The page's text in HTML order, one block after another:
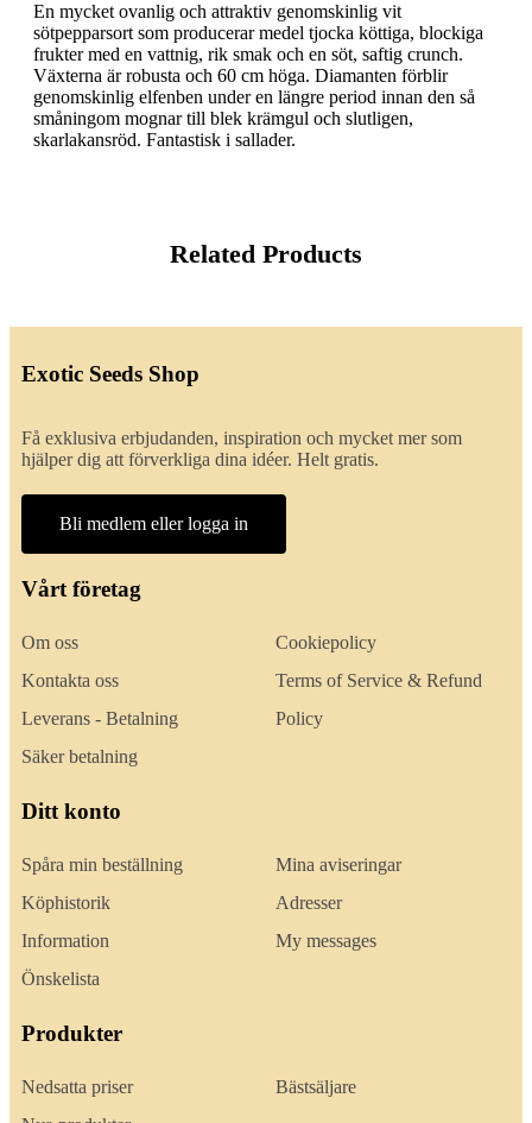
En mycket ovanlig och attraktiv genomskinlig vit
sötpepparsort som producerar medel tjocka köttiga, blockiga
frukter med en vattnig, rik smak och en söt, saftig crunch.
Växterna är robusta och 60 cm höga. Diamanten förblir
genomskinlig elfenben under en längre period innan den så
småningom mognar till blek krämgul och slutligen,
skarlakansröd. Fantastisk i sallader.
Related Products
Exotic Seeds Shop
Få exklusiva erbjudanden, inspiration och mycket mer som
hjälper dig att förverkliga dina idéer. Helt gratis.
Bli medlem eller logga in
Vårt företag
Om oss
Kontakta oss
Leverans - Betalning
Säker betalning
Cookiepolicy
Terms of Service & Refund
Policy
Ditt konto
Spåra min beställning
Köphistorik
Information
Önskelista
Mina aviseringar
Adresser
My messages
Produkter
Nedsatta priser
Bästsäljare